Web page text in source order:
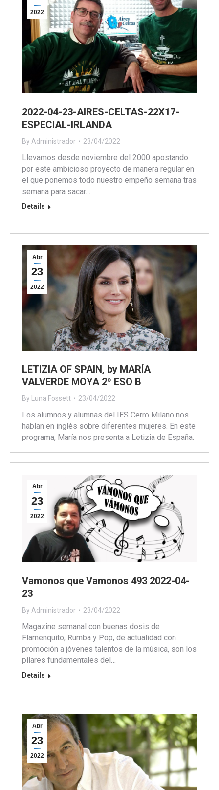
2022
2022-04-23-AIRES-CELTAS-22X17-
ESPECIAL-IRLANDA
By Administrador 23/04/2022
Llevamos desde noviembre del 2000 apostando
por este ambicioso proyecto de manera regular en
el que ponemos todo nuestro empeño semana tras
semana para sacar…
Details
Abr
23
2022
LETIZIA OF SPAIN, by MARÍA
VALVERDE MOYA 2º ESO B
By Luna Fossett 23/04/2022
Los alumnos y alumnas del IES Cerro Milano nos
hablan en inglés sobre diferentes mujeres. En este
programa, María nos presenta a Letizia de España.
Abr
23
2022
Vamonos que Vamonos 493 2022-04-
23
By Administrador 23/04/2022
Magazine semanal con buenas dosis de
Flamenquito, Rumba y Pop, de actualidad con
promoción a jóvenes talentos de la música, son los
pilares fundamentales del…
Details
Abr
23
2022